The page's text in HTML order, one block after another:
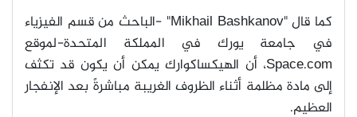
كما قال"Mikhail Bashkanov" -
الباحث من قسم الفيزياء
في جامعة يورك في المملكة المتحدة-لموقع
Space.com، أن الهيكساكوارك يمكن أن يكون قد تكثف
إلى مادة مظلمة أثناء الظروف الغريبة مباشرةً بعد الإنفجار
العظيم.